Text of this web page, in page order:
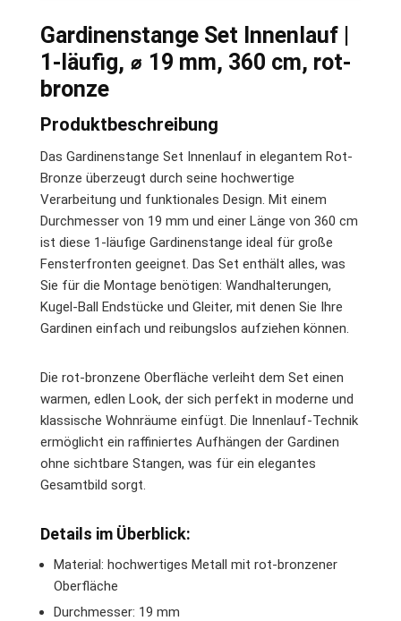
Gardinenstange Set Innenlauf |
1-läufig, ⌀ 19 mm, 360 cm, rot-
bronze
Produktbeschreibung
Das Gardinenstange Set Innenlauf in elegantem Rot-
Bronze überzeugt durch seine hochwertige
Verarbeitung und funktionales Design. Mit einem
Durchmesser von 19 mm und einer Länge von 360 cm
ist diese 1-läufige Gardinenstange ideal für große
Fensterfronten geeignet. Das Set enthält alles, was
Sie für die Montage benötigen: Wandhalterungen,
Kugel-Ball Endstücke und Gleiter, mit denen Sie Ihre
Gardinen einfach und reibungslos aufziehen können.
Die rot-bronzene Oberfläche verleiht dem Set einen
warmen, edlen Look, der sich perfekt in moderne und
klassische Wohnräume einfügt. Die Innenlauf-Technik
ermöglicht ein raffiniertes Aufhängen der Gardinen
ohne sichtbare Stangen, was für ein elegantes
Gesamtbild sorgt.
Details im Überblick:
Material: hochwertiges Metall mit rot-bronzener
Oberfläche
Durchmesser: 19 mm